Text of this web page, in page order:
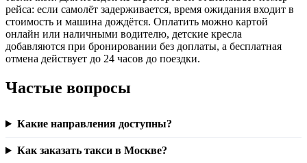
рейса: если самолёт задерживается, время ожидания входит в
стоимость и машина дождётся. Оплатить можно картой
онлайн или наличными водителю, детские кресла
добавляются при бронировании без доплаты, а бесплатная
отмена действует до 24 часов до поездки.
Частые вопросы
Какие направления доступны?
Как заказать такси в Москве?